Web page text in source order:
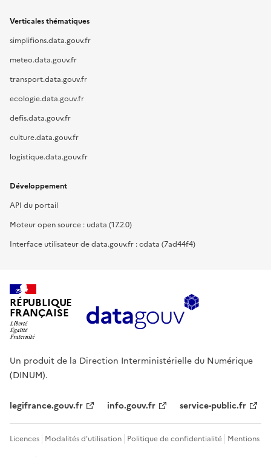
Verticales thématiques
simplifions.data.gouv.fr
meteo.data.gouv.fr
transport.data.gouv.fr
ecologie.data.gouv.fr
defis.data.gouv.fr
culture.data.gouv.fr
logistique.data.gouv.fr
Développement
API du portail
Moteur open source : udata (17.2.0)
Interface utilisateur de data.gouv.fr : cdata (7ad44f4)
RÉPUBLIQUE
FRANÇAISE
Un produit de la Direction Interministérielle du Numérique
(DINUM).
legifrance.gouv.fr info.gouv.fr service-public.fr
Licences Modalités d'utilisation Politique de confidentialité Mentions